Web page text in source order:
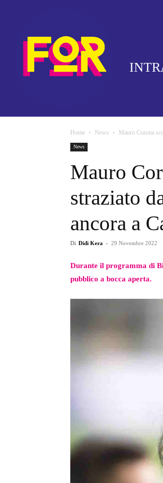
Home News Mauro Corona
News
Mauro
straziato
ancora a
Di Didi Kera - 29 Novembre 2022
Durante il programma di
pubblico a bocca aperta.